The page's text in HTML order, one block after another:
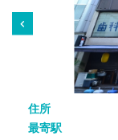
住所
最寄駅